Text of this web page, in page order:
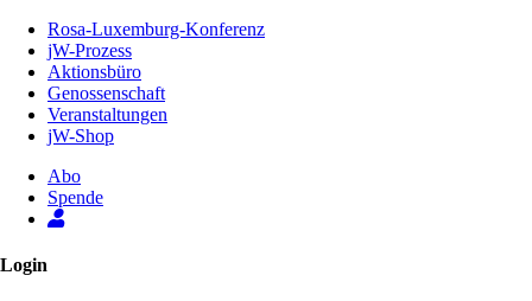
Inhalt
Seite
Rosa-Luxemburg-Konferenz
jW-Prozess
Aktionsbüro
Genossenschaft
Veranstaltungen
jW-Shop
Abo
Spende
Login